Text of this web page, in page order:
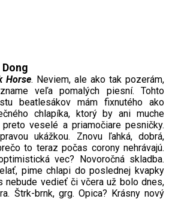
Horse. Neviem, ale ako tak pozerám,
veľa pomalých piesní. Tohto
beatlesákov mám fixnutého ako
chlapíka, ktorý by ani muche
veselé a priamočiare pesničky.
ukážkou. Znovu ľahká, dobrá,
to teraz počas corony nehrávajú.
vec? Novoročná skladba.
pime chlapi do poslednej kvapky
nebude vedieť či včera už bolo dnes,
Štrk-brnk, grg. Opica? Krásny nový